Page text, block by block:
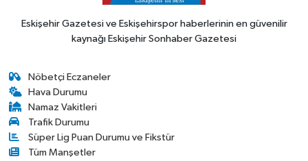
Eskişehir Gazetesi ve Eskişehirspor haberlerinin en güvenilir
kaynağı Eskişehir Sonhaber Gazetesi
Nöbetçi Eczaneler
Hava Durumu
Namaz Vakitleri
Trafik Durumu
Süper Lig Puan Durumu ve Fikstür
Tüm Manşetler